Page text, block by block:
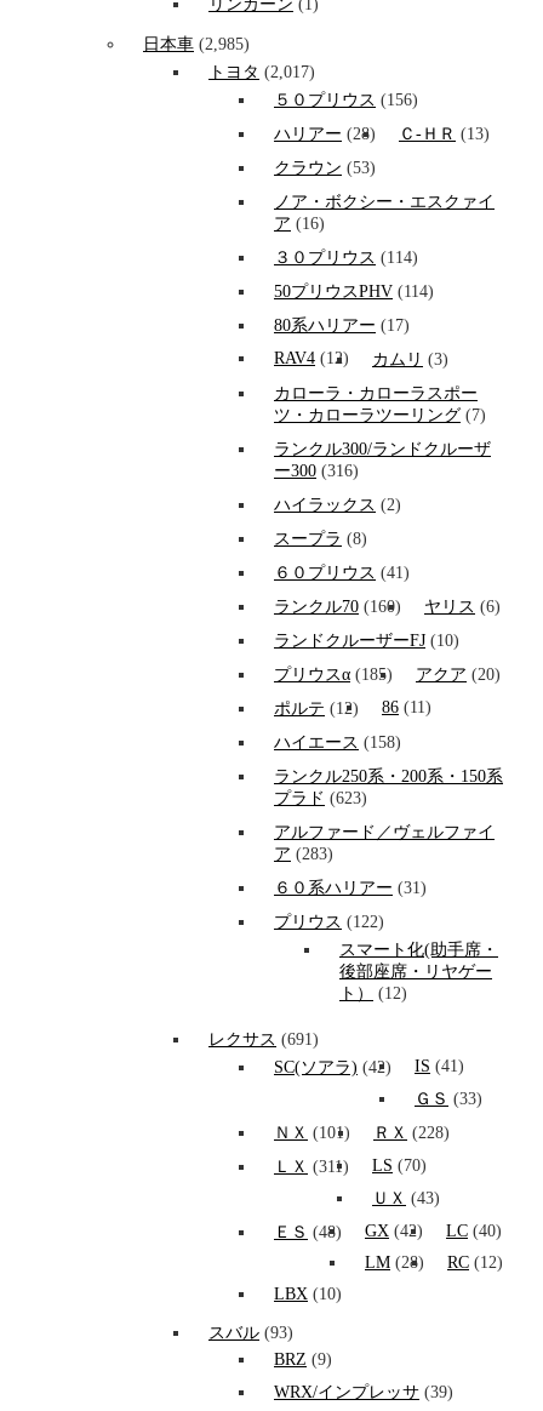
リンカーン (1)
日本車 (2,985)
トヨタ (2,017)
５０プリウス (156)
ハリアー (28) Ｃ-ＨＲ (13)
クラウン (53)
ノア・ボクシー・エスクァイ
ア (16)
３０プリウス (114)
50プリウスPHV (114)
80系ハリアー (17)
RAV4 (12) カムリ (3)
カローラ・カローラスポー
ツ・カローラツーリング (7)
ランクル300/ランドクルーザ
ー300 (316)
ハイラックス (2)
スープラ (8)
６０プリウス (41)
ランクル70 (160) ヤリス (6)
ランドクルーザーFJ (10)
プリウスα (185) アクア (20)
ポルテ (12) 86 (11)
ハイエース (158)
ランクル250系・200系・150系
プラド (623)
アルファード／ヴェルファイ
ア (283)
６０系ハリアー (31)
プリウス (122)
スマート化(助手席・
後部座席・リヤゲー
ト）
(12)
レクサス (691)
SC(ソアラ) (42) IS (41)
ＧＳ (33)
ＮＸ (101) ＲＸ (228)
ＬＸ (311) LS (70)
ＵＸ (43)
ＥＳ (48) GX (42) LC (40)
LM (28) RC (12)
LBX (10)
スバル (93)
BRZ (9)
WRX/インプレッサ (39)